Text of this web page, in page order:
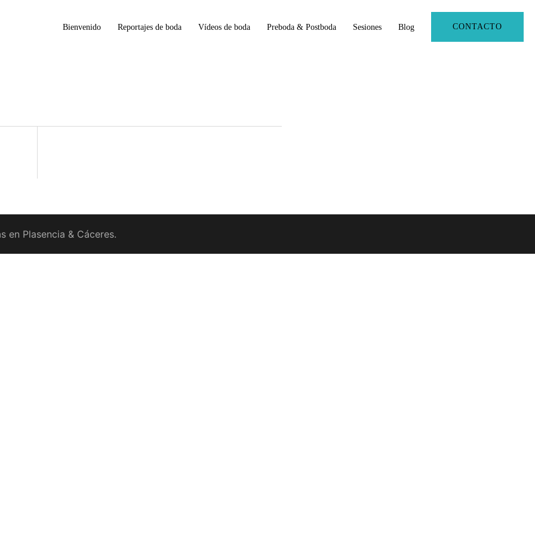
Bienvenido Reportajes de boda Vídeos de boda Preboda & Postboda Sesiones Blog CONTACTO
Plasencia & Cáceres.